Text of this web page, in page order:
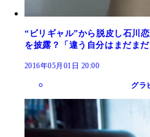
“ビリギャル”から脱皮し石川
を披露？「違う自分はまだま
2016年05月01日 20:00
グラ